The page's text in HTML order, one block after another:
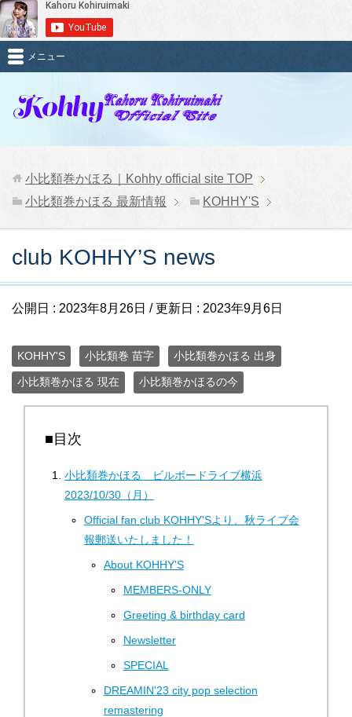
メニュー
小比類巻かほる｜Kohhy official site TOP
小比類巻かほる 最新情報
KOHHY'S
club KOHHY’S news
公開日 : 2023年8月26日 / 更新日 : 2023年9月6日
KOHHY'S 小比類巻 苗字 小比類巻かほる 出身
小比類巻かほる 現在 小比類巻かほるの今
■目次
小比類巻かほる ビルボードライブ横浜
2023/10/30（月）
Official fan club KOHHY'Sより、秋ライブ会
報郵送いたしました！
About KOHHY'S
MEMBERS-ONLY
Greeting & birthday card
Newsletter
SPECIAL
DREAMIN'23 city ​​pop selection
remastering